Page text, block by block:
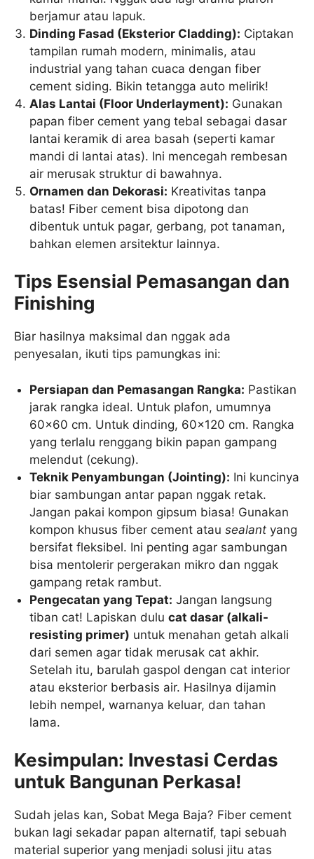
berjamur atau lapuk.
Dinding Fasad (Eksterior Cladding): Ciptakan
tampilan rumah modern, minimalis, atau
industrial yang tahan cuaca dengan fiber
cement siding. Bikin tetangga auto melirik!
Alas Lantai (Floor Underlayment): Gunakan
papan fiber cement yang tebal sebagai dasar
lantai keramik di area basah (seperti kamar
mandi di lantai atas). Ini mencegah rembesan
air merusak struktur di bawahnya.
Ornamen dan Dekorasi: Kreativitas tanpa
batas! Fiber cement bisa dipotong dan
dibentuk untuk pagar, gerbang, pot tanaman,
bahkan elemen arsitektur lainnya.
Tips Esensial Pemasangan dan
Finishing
Biar hasilnya maksimal dan nggak ada
penyesalan, ikuti tips pamungkas ini:
Persiapan dan Pemasangan Rangka: Pastikan
jarak rangka ideal. Untuk plafon, umumnya
60×60 cm. Untuk dinding, 60×120 cm. Rangka
yang terlalu renggang bikin papan gampang
melendut (cekung).
Teknik Penyambungan (Jointing): Ini kuncinya
biar sambungan antar papan nggak retak.
Jangan pakai kompon gipsum biasa! Gunakan
kompon khusus fiber cement atausealant yang
bersifat fleksibel. Ini penting agar sambungan
bisa mentolerir pergerakan mikro dan nggak
gampang retak rambut.
Pengecatan yang Tepat: Jangan langsung
tiban cat! Lapiskan dulucat dasar (alkali-
resisting primer) untuk menahan getah alkali
dari semen agar tidak merusak cat akhir.
Setelah itu, barulah gaspol dengan cat interior
atau eksterior berbasis air. Hasilnya dijamin
lebih nempel, warnanya keluar, dan tahan
lama.
Kesimpulan: Investasi Cerdas
untuk Bangunan Perkasa!
Sudah jelas kan, Sobat Mega Baja? Fiber cement
bukan lagi sekadar papan alternatif, tapi sebuah
material superior yang menjadi solusi jitu atas